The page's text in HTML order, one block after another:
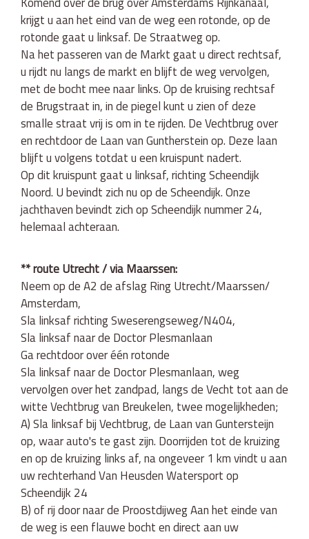
krijgt u aan het eind van de weg een rotonde, op de
rotonde gaat u linksaf. De Straatweg op.
Na het passeren van de Markt gaat u direct rechtsaf,
u rijdt nu langs de markt en blijft de weg vervolgen,
met de bocht mee naar links. Op de kruising rechtsaf
de Brugstraat in, in de piegel kunt u zien of deze
smalle straat vrij is om in te rijden. De Vechtbrug over
en rechtdoor de Laan van Guntherstein op. Deze laan
blijft u volgens totdat u een kruispunt nadert.
Op dit kruispunt gaat u linksaf, richting Scheendijk
Noord. U bevindt zich nu op de Scheendijk. Onze
jachthaven bevindt zich op Scheendijk nummer 24,
helemaal achteraan.
** route Utrecht / via Maarssen:
Neem op de A2 de afslag Ring Utrecht/​Maarssen/​
Amsterdam,
Sla linksaf richting Sweserengseweg/​N404,
Sla linksaf naar de Doctor Plesmanlaan
Ga rechtdoor over één rotonde
Sla linksaf naar de Doctor Plesmanlaan, weg
vervolgen over het zandpad, langs de Vecht tot aan de
witte Vechtbrug van Breukelen, twee mogelijkheden;
A) Sla linksaf bij Vechtbrug, de Laan van Guntersteijn
op, waar auto's te gast zijn. Doorrijden tot de kruizing
en op de kruizing links af, na ongeveer 1 km vindt u aan
uw rechterhand Van Heusden Watersport op
Scheendijk 24
B) of rij door naar de Proostdijweg Aan het einde van
de weg is een flauwe bocht en direct aan uw